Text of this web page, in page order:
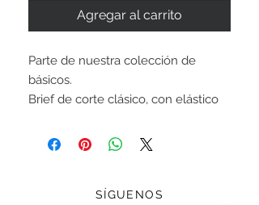
Agregar al carrito
Parte de nuestra colección de
básicos.
Brief de corte clásico, con elástico
Forrado completamente. Cuerpo:
Precio en pesos mexicanos.
SÍGUENOS